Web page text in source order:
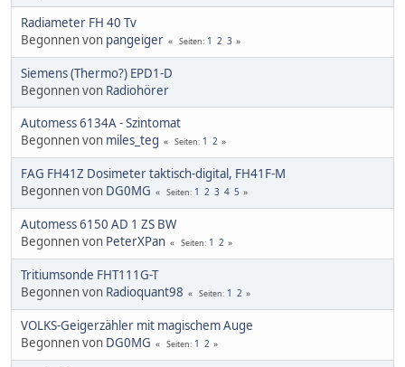
Radiameter FH 40 Tv
Begonnen von pangeiger Seiten 1 2 3
Siemens (Thermo?) EPD1-D
Begonnen von Radiohörer
Automess 6134A - Szintomat
Begonnen von miles_teg Seiten 1 2
FAG FH41Z Do­si­me­ter tak­tisch-di­gi­tal, FH41F-M
Begonnen von DG0MG Seiten 1 2 3 4 5
Automess 6150 AD 1 ZS BW
Begonnen von PeterXPan Seiten 1 2
Tritiumsonde FHT111G-T
Begonnen von Radioquant98 Seiten 1 2
VOLKS-Geigerzähler mit magischem Auge
Begonnen von DG0MG Seiten 1 2